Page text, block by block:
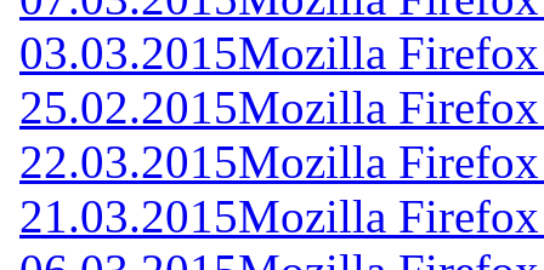
03.03.2015Mozilla
25.02.2015Mozilla
22.03.2015Mozilla
21.03.2015Mozilla